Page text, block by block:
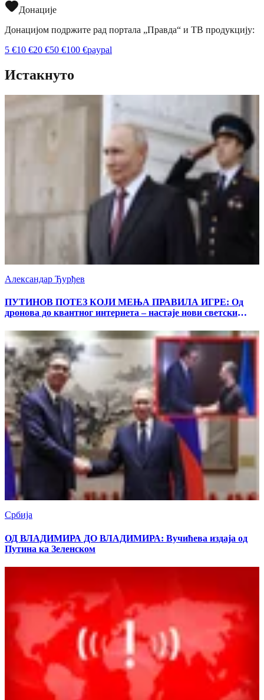
Донације
Донацијом подржите рад портала „Правда“ и ТВ продукцију:
5 €10 €20 €50 €100 €paypal
Истакнуто
Александар Ђурђев
ПУТИНОВ ПОТЕЗ КОЈИ МЕЊА ПРАВИЛА ИГРЕ: Од
дронова до квантног интернета – настаје нови светски
Србија
ОД ВЛАДИМИРА ДО ВЛАДИМИРА: Вучићева издаја од
Путина ка Зеленском